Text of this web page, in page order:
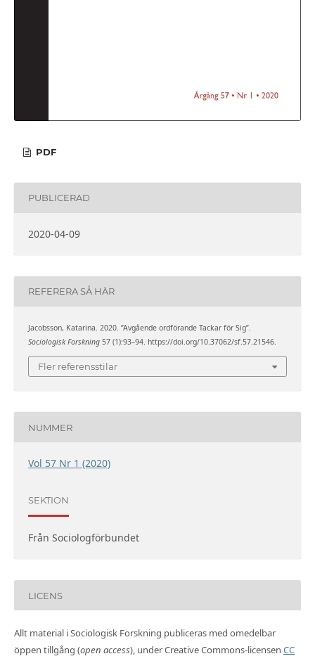
PDF
PUBLICERAD
2020-04-09
REFERERA SÅ HÄR
Jacobsson, Katarina. 2020. ”Avgående ordförande Tackar för Sig”.
Sociologisk Forskning57 (1):93–94. https://doi.org/10.37062/sf.57.21546.
Fler referensstilar
NUMMER
Vol 57 Nr 1 (2020)
SEKTION
Från Sociologförbundet
LICENS
Allt material i Sociologisk Forskning publiceras med omedelbar
öppen tillgång (open access), under Creative Commons-licensen CC